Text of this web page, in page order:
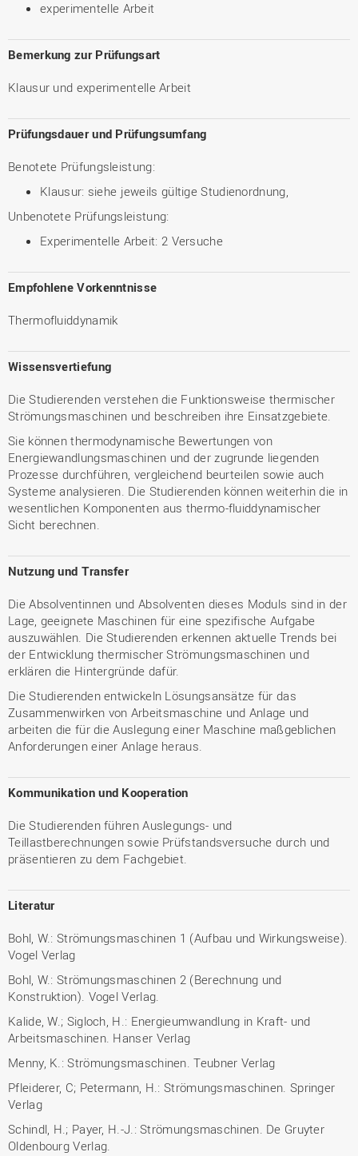
experimentelle Arbeit
Bemerkung zur Prüfungsart
Klausur und experimentelle Arbeit
Prüfungsdauer und Prüfungsumfang
Benotete Prüfungsleistung:
Klausur: siehe jeweils gültige Studienordnung,
Unbenotete Prüfungsleistung:
Experimentelle Arbeit: 2 Versuche
Empfohlene Vorkenntnisse
Thermofluiddynamik
Wissensvertiefung
Die Studierenden verstehen die Funktionsweise thermischer
Strömungsmaschinen und beschreiben ihre Einsatzgebiete.
Sie können thermodynamische Bewertungen von
Energiewandlungsmaschinen und der zugrunde liegenden
Prozesse durchführen, vergleichend beurteilen sowie auch
Systeme analysieren. Die Studierenden können weiterhin die in
wesentlichen Komponenten aus thermo-fluiddynamischer
Sicht berechnen.
Nutzung und Transfer
Die Absolventinnen und Absolventen dieses Moduls sind in der
Lage, geeignete Maschinen für eine spezifische Aufgabe
auszuwählen. Die Studierenden erkennen aktuelle Trends bei
der Entwicklung thermischer Strömungsmaschinen und
erklären die Hintergründe dafür.
Die Studierenden entwickeln Lösungsansätze für das
Zusammenwirken von Arbeitsmaschine und Anlage und
arbeiten die für die Auslegung einer Maschine maßgeblichen
Anforderungen einer Anlage heraus.
Kommunikation und Kooperation
Die Studierenden führen Auslegungs- und
Teillastberechnungen sowie Prüfstandsversuche durch und
präsentieren zu dem Fachgebiet.
Literatur
Bohl, W.: Strömungsmaschinen 1 (Aufbau und Wirkungsweise).
Vogel Verlag
Bohl, W.: Strömungsmaschinen 2 (Berechnung und
Konstruktion). Vogel Verlag.
Kalide, W.; Sigloch, H.: Energieumwandlung in Kraft- und
Arbeitsmaschinen. Hanser Verlag
Menny, K.: Strömungsmaschinen. Teubner Verlag
Pfleiderer, C; Petermann, H.: Strömungsmaschinen. Springer
Verlag
Schindl, H.; Payer, H.-J.: Strömungsmaschinen. De Gruyter
Oldenbourg Verlag.